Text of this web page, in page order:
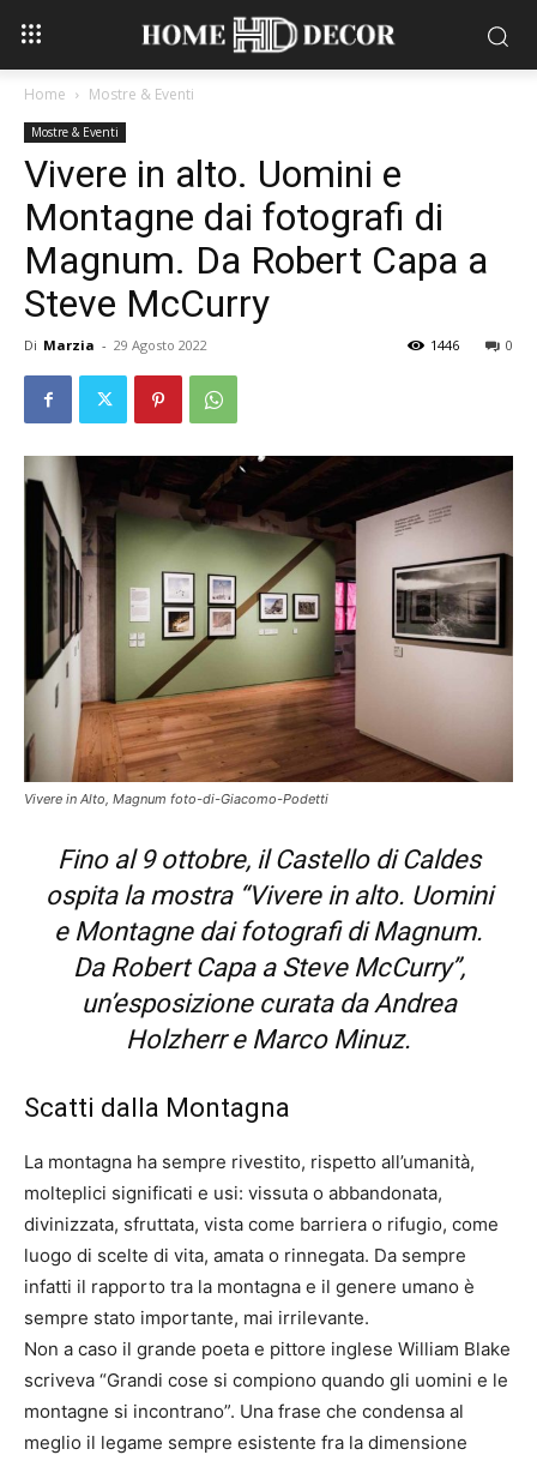
Home Mostre & Eventi
Mostre & Eventi
Vivere in alto. Uomini e
Montagne dai fotografi di
Magnum. Da Robert Capa a
Steve McCurry
Di Marzia - 29 Agosto 2022 0
1446
Vivere in Alto, Magnum foto-di-Giacomo-Podetti
Fino al 9 ottobre, il Castello di Caldes
ospita la mostra “Vivere in alto. Uomini
e Montagne dai fotografi di Magnum.
Da Robert Capa a Steve McCurry”,
un’esposizione curata da Andrea
Holzherr e Marco Minuz.
Scatti dalla Montagna
La montagna ha sempre rivestito, rispetto all’umanità,
molteplici significati e usi: vissuta o abbandonata,
divinizzata, sfruttata, vista come barriera o rifugio, come
luogo di scelte di vita, amata o rinnegata. Da sempre
infatti il rapporto tra la montagna e il genere umano è
sempre stato importante, mai irrilevante.
Non a caso il grande poeta e pittore inglese William Blake
scriveva “Grandi cose si compiono quando gli uomini e le
montagne si incontrano”. Una frase che condensa al
meglio il legame sempre esistente fra la dimensione